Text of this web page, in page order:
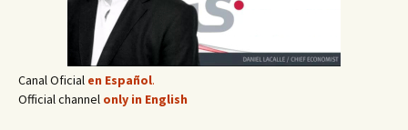
Canal Oficial en Español.
Official channel only in English